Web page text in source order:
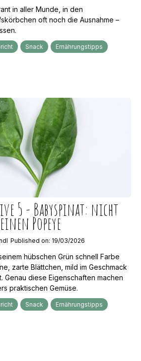
in aller Munde, in den
oft noch die Ausnahme –
Snack
Ernährungstipps
5 - Babyspinat: nicht
Popeye
Published on: 19/03/2026
hübschen Grün schnell Farbe
zarte Blättchen, mild im Geschmack
Genau diese Eigenschaften machen
praktischen Gemüse.
Snack
Ernährungstipps